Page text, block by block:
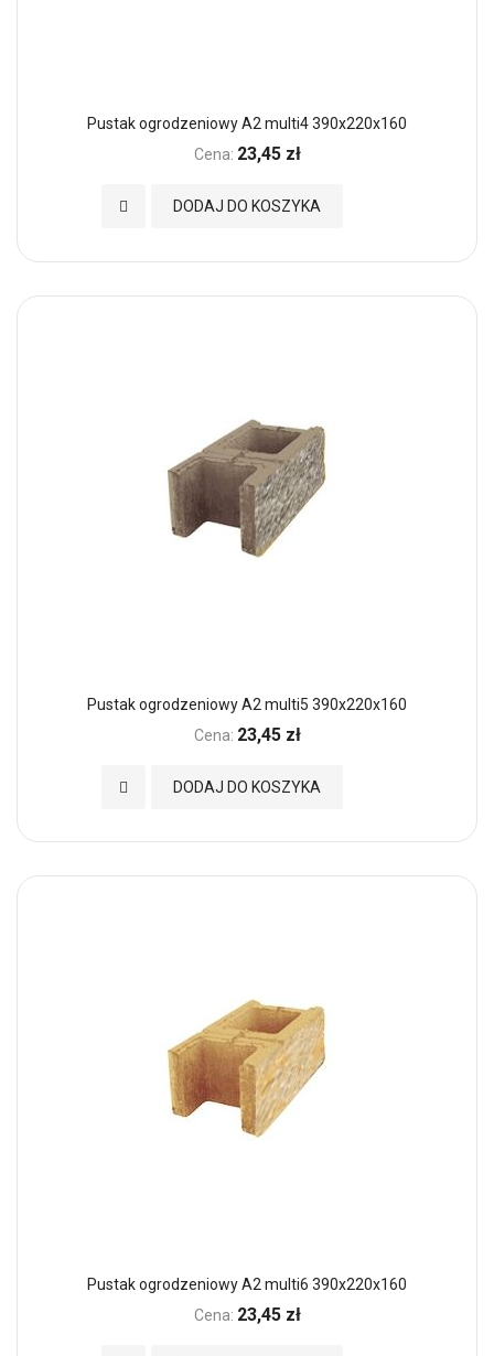
Pustak ogrodzeniowy A2 multi4 390x220x160
Cena: 23,45 zł
DODAJ DO KOSZYKA
Dodaj do Ulubionych
Pustak ogrodzeniowy A2 multi5 390x220x160
Cena: 23,45 zł
DODAJ DO KOSZYKA
Dodaj do Ulubionych
Pustak ogrodzeniowy A2 multi6 390x220x160
Cena: 23,45 zł